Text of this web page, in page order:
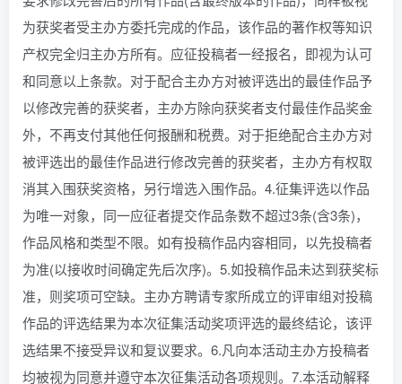
为获奖者受主办方委托完成的作品，该作品的著作权等知识
产权完全归主办方所有。应征投稿者一经报名，即视为认可
和同意以上条款。对于配合主办方对被评选出的最佳作品予
以修改完善的获奖者，主办方除向获奖者支付最佳作品奖金
外，不再支付其他任何报酬和税费。对于拒绝配合主办方对
被评选出的最佳作品进行修改完善的获奖者，主办方有权取
消其入围获奖资格，另行增选入围作品。4.征集评选以作品
为唯一对象，同一应征者提交作品条数不超过3条(含3条)，
作品风格和类型不限。如有投稿作品内容相同，以先投稿者
为准(以接收时间确定先后次序)。5.如投稿作品未达到获奖标
准，则奖项可空缺。主办方聘请专家所成立的评审组对投稿
作品的评选结果为本次征集活动奖项评选的最终结论，该评
选结果不接受异议和复议要求。6.凡向本活动主办方投稿者
均被视为同意并遵守本次征集活动各项规则。7.本活动解释